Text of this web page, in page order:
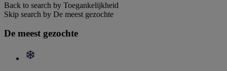
Back to search by Toegankelijkheid
Skip search by De meest gezochte
De meest gezochte